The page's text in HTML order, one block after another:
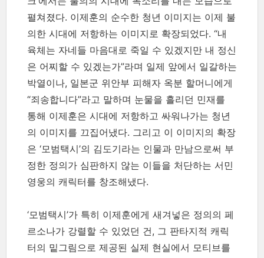
펼쳐졌다. 이제훈의 순수한 청년 이미지는 이제 불
의한 시대에 저항하는 이미지로 확장되었다. “내
육체는 자네들 마음대로 죽일 수 있겠지만 내 정신
은 어찌할 수 있겠는가”라며 일제 앞에서 일갈하는
박열이나, 일본군 위안부 피해자 옥분 할머니에게
“죄송합니다”라고 말하며 눈물을 흘리던 민재를
통해 이제훈은 시대에 저항하고 싸워나가는 청년
의 이미지를 끄집어냈다. 그리고 이 이미지의 확장
은 ‘모범택시’의 김도기라는 인물과 만남으로써 부
정한 정의가 심판하지 않는 이들을 처단하는 서민
영웅의 캐릭터를 창조해냈다.
‘모범택시’가 특히 이제훈에게 새겨넣은 정의의 페
르소나가 강렬할 수 있었던 건, 그 판타지적 캐릭
터의 밑그림으로 제공된 실제 현실에서 모티브를